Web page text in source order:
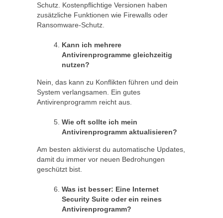
Schutz. Kostenpflichtige Versionen haben
zusätzliche Funktionen wie Firewalls oder
Ransomware-Schutz.
Kann ich mehrere
Antivirenprogramme gleichzeitig
nutzen?
Nein, das kann zu Konflikten führen und dein
System verlangsamen. Ein gutes
Antivirenprogramm reicht aus.
Wie oft sollte ich mein
Antivirenprogramm aktualisieren?
Am besten aktivierst du automatische Updates,
damit du immer vor neuen Bedrohungen
geschützt bist.
Was ist besser: Eine Internet
Security Suite oder ein reines
Antivirenprogramm?